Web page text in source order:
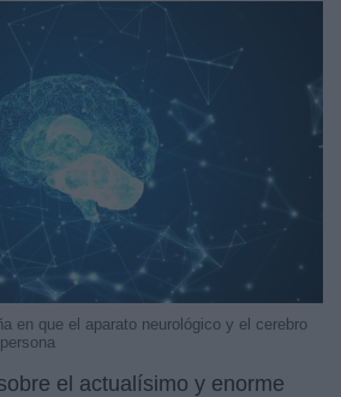
en que el aparato neurológico y el cerebro
el actualísimo y enorme